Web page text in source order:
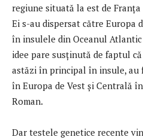
regiune situată la est de
Ei s-au dispersat către Europa
în insulele din Oceanul Atlantic
idee pare susținută de faptul
astăzi în principal în insule, au
în Europa de Vest și Centrală
Roman.
Dar testele genetice recente